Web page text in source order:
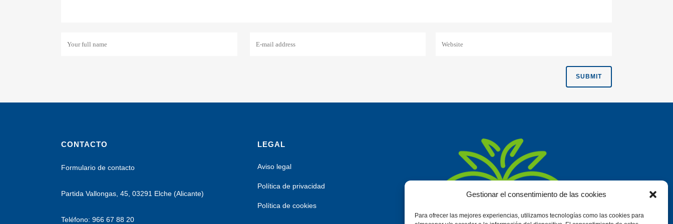
Gestionar el consentimiento de las cookies
Para ofrecer las mejores experiencias, utilizamos tecnologías como las cookies para
CONTACTO
Formulario de contacto
Partida Vallongas, 45, 03291 Elche (Alicante)
Teléfono: 966 67 88 20
LEGAL
Aviso legal
Política de privacidad
Política de cookies